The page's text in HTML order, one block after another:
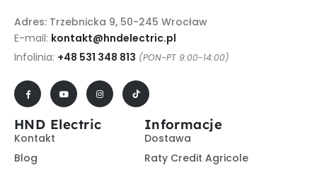
Adres: Trzebnicka 9, 50-245 Wrocław
E-mail: kontakt@hndelectric.pl
Infolinia: +48 531 348 813 (PON-PT 9:00-14:00)
HND Electric
Kontakt
Blog
Informacje
Dostawa
Raty Credit Agricole